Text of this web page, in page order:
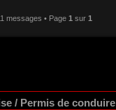
messages • Page1 sur1
/ Permis de conduire